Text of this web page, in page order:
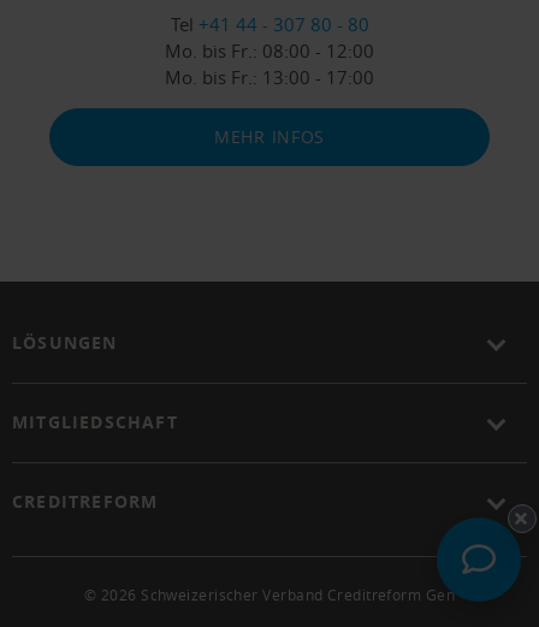
Tel +41 44 - 307 80 - 80
Mo. bis Fr.: 08:00 - 12:00
Mo. bis Fr.: 13:00 - 17:00
MEHR INFOS
LÖSUNGEN
MITGLIEDSCHAFT
CREDITREFORM
© 2026 Schweizerischer Verband Creditreform Gen